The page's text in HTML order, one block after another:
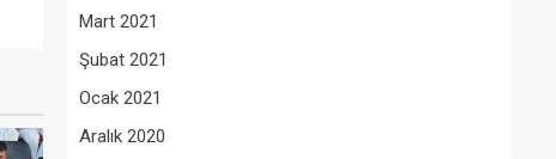
Mart 2021
Şubat 2021
Ocak 2021
Aralık 2020